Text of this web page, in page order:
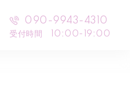
090-9943-4310
受付時間 10:00-19:00